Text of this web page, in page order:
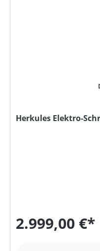
Herkules Elektro-
2.999,00 €*